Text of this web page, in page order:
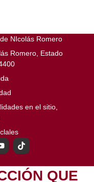
NIcolás Romero
Romero, Estado
en el sitio,
QUE